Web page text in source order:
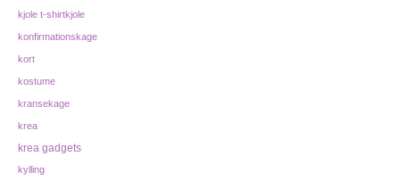
kjole t-shirtkjole
konfirmationskage
kort
kostume
kransekage
krea
krea gadgets
kylling